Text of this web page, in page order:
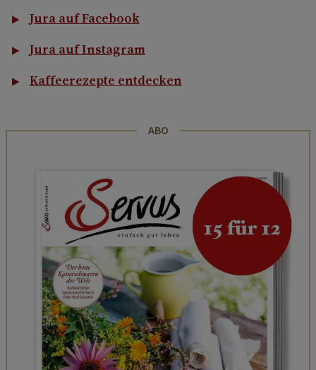
Jura auf Facebook
Jura auf Instagram
Kaffeerezepte entdecken
ABO